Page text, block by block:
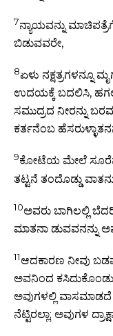
7ನ್ಯಾಯವನ್ನು
ಬಿಡುವವರೇ,
8ಏಳು ನಕ್ಷತ್ರಗಳನ್ನೂ
ಉದಯಕ್ಕೆ ಬದಲಿಸಿ,
ಸಮುದ್ರದ ನೀರನ್ನು
ಕರ್ತನೆಂಬ
9ಕೋಟೆಯ ಮೇಲೆ
ತಟ್ಟನೆ ತಂದೊಡ್ಡು
10ಅವರು ಬಾಗಿಲಲ್ಲಿ
ಮಾತನಾ ಡುವವನನ್ನು
11ಆದಕಾರಣ ನೀವು
ಅವನಿಂದ ಕಸಿದುಕೊಂಡು
ಅವುಗಳಲ್ಲಿ ವಾಸಮಾಡದೆ
ನೆಟ್ಟಿರಲ್ಲಾ; ಅವುಗಳ